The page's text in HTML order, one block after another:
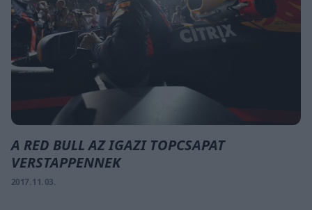
A RED BULL AZ IGAZI TOPCSAPAT
VERSTAPPENNEK
2017. 11. 03.